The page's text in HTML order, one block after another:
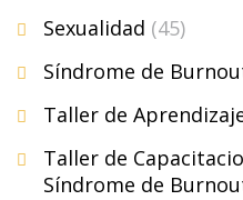
Sexualidad (45)
Síndrome de
Taller de
Taller de
Síndrome de